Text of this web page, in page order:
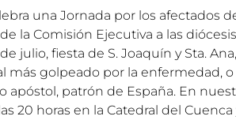
una Jornada por los afectados
la Comisión Ejecutiva a las
julio, fiesta de S. Joaquín y Sta.
más golpeado por la enfermedad, o
apóstol, patrón de España. En
20 horas en la Catedral del